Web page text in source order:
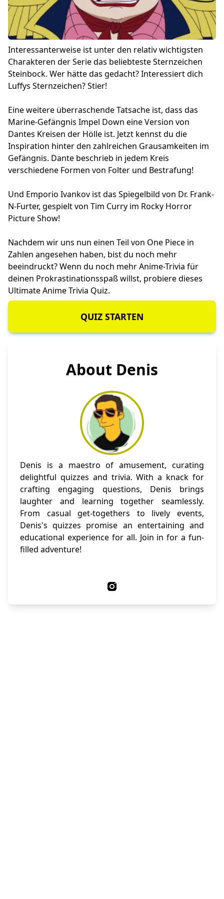
Interessanterweise ist unter den relativ wichtigsten
Charakteren der Serie das beliebteste Sternzeichen
Steinbock. Wer hätte das gedacht? Interessiert dich
Luffys Sternzeichen? Stier!
Eine weitere überraschende Tatsache ist, dass das
Marine-Gefängnis Impel Down eine Version von
Dantes Kreisen der Hölle ist. Jetzt kennst du die
Inspiration hinter den zahlreichen Grausamkeiten im
Gefängnis. Dante beschrieb in jedem Kreis
verschiedene Formen von Folter und Bestrafung!
Und Emporio Ivankov ist das Spiegelbild von Dr. Frank-
N-Furter, gespielt von Tim Curry im Rocky Horror
Picture Show!
Nachdem wir uns nun einen Teil von One Piece in
Zahlen angesehen haben, bist du noch mehr
beeindruckt? Wenn du noch mehr Anime-Trivia für
deinen Prokrastinationsspaß willst, probiere dieses
Ultimate Anime Trivia Quiz.
QUIZ STARTEN
About Denis
Denis is a maestro of amusement, curating
delightful quizzes and trivia. With a knack for
crafting engaging questions, Denis brings
laughter and learning together seamlessly.
From casual get-togethers to lively events,
Denis's quizzes promise an entertaining and
educational experience for all. Join in for a fun-
filled adventure!